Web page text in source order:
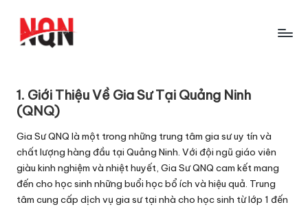
1. Giới Thiệu Về Gia Sư Tại Quảng Ninh
(QNQ)
Gia Sư QNQ là một trong những trung tâm gia sư uy tín và
chất lượng hàng đầu tại Quảng Ninh. Với đội ngũ giáo viên
giàu kinh nghiệm và nhiệt huyết, Gia Sư QNQ cam kết mang
đến cho học sinh những buổi học bổ ích và hiệu quả. Trung
tâm cung cấp dịch vụ gia sư tại nhà cho học sinh từ lớp 1 đến